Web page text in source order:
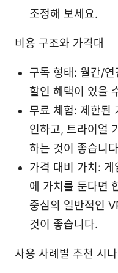
조정해 보세요.
비용 구조와 가격대
구독 형태: 월간/
할인 혜택이 있을
무료 체험: 제한된
인하고, 트라이얼
하는 것이 좋습니
가격 대비 가치:
에 가치를 둔다면
중심의 일반적인
것이 좋습니다.
사용 사례별 추천 시